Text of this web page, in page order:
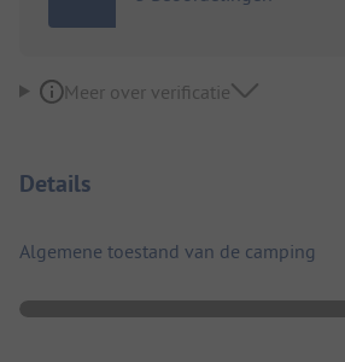
Meer over verificatie
Details
Algemene toestand van de camping